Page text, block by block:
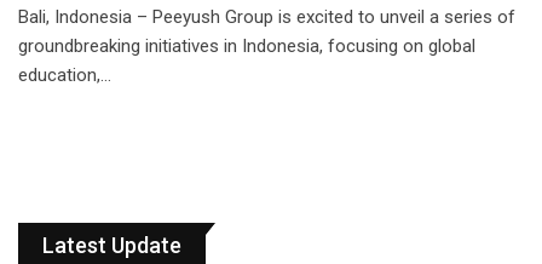
Bali, Indonesia – Peeyush Group is excited to unveil a series of
groundbreaking initiatives in Indonesia, focusing on global
education,…
Latest Update